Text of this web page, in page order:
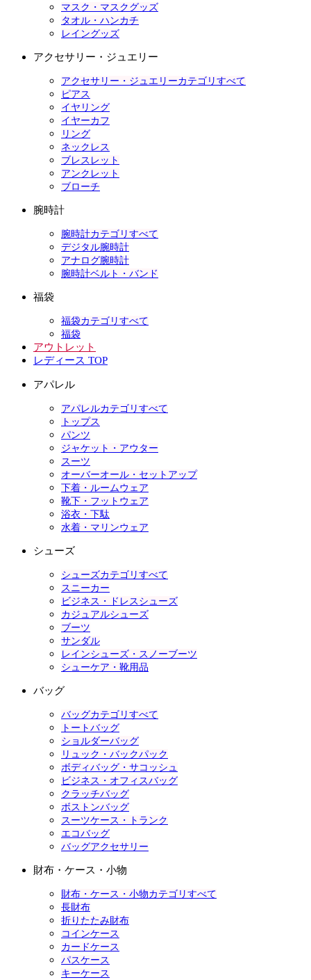
マスク・マスクグッズ
タオル・ハンカチ
レイングッズ
アクセサリー・ジュエリー
アクセサリー・ジュエリーカテゴリすべて
ピアス
イヤリング
イヤーカフ
リング
ネックレス
ブレスレット
アンクレット
ブローチ
腕時計
腕時計カテゴリすべて
デジタル腕時計
アナログ腕時計
腕時計ベルト・バンド
福袋
福袋カテゴリすべて
福袋
アウトレット
レディース TOP
アパレル
アパレルカテゴリすべて
トップス
パンツ
ジャケット・アウター
スーツ
オーバーオール・セットアップ
下着・ルームウェア
靴下・フットウェア
浴衣・下駄
水着・マリンウェア
シューズ
シューズカテゴリすべて
スニーカー
ビジネス・ドレスシューズ
カジュアルシューズ
ブーツ
サンダル
レインシューズ・スノーブーツ
シューケア・靴用品
バッグ
バッグカテゴリすべて
トートバッグ
ショルダーバッグ
リュック・バックパック
ボディバッグ・サコッシュ
ビジネス・オフィスバッグ
クラッチバッグ
ボストンバッグ
スーツケース・トランク
エコバッグ
バッグアクセサリー
財布・ケース・小物
財布・ケース・小物カテゴリすべて
長財布
折りたたみ財布
コインケース
カードケース
パスケース
キーケース